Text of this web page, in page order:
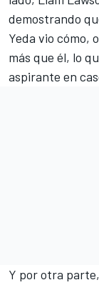
demostrando
Yeda vio cómo,
más que él, lo
aspirante en
Y por otra